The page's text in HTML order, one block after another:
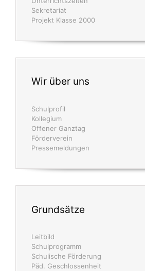
Sekretariat
Projekt Klasse 2000
Wir über uns
Schulprofil
Kollegium
Offener Ganztag
Förderverein
Pressemeldungen
Grundsätze
Leitbild
Schulprogramm
Schulische Förderung
Päd. Geschlossenheit